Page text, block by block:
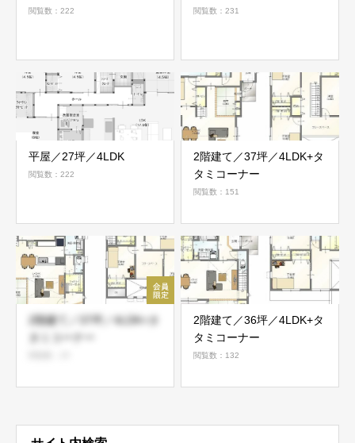
閲覧数：222 閲覧数：231
平屋／27坪／4LDK
閲覧数：222
2階建て／37坪／4LDK+タ
タミコーナー
閲覧数：151
2階建て／37坪／4LDK+タ
2階建て／36坪／4LDK+タ
タミコーナー
閲覧数：132